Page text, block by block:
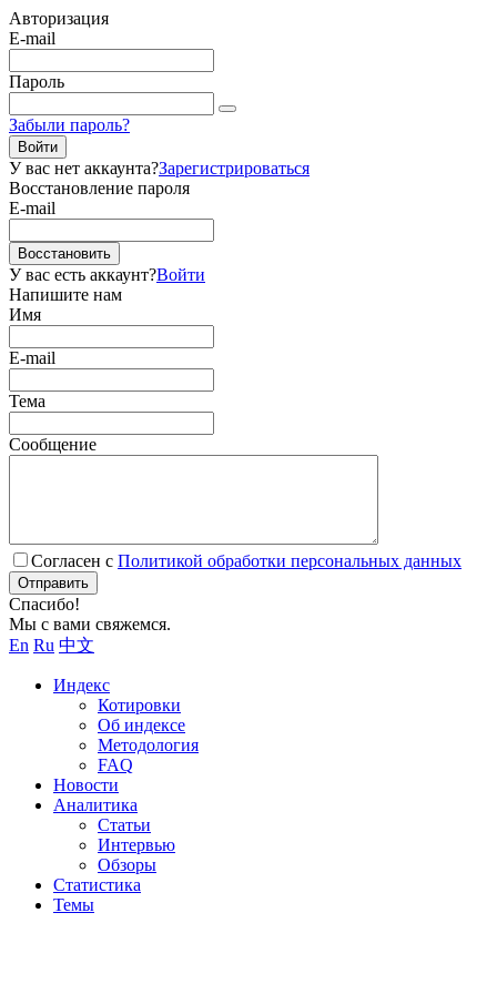
Авторизация
E-mail
Пароль
Забыли пароль?
Войти
У вас нет аккаунта?Зарегистрироваться
Восстановление пароля
E-mail
Восстановить
У вас есть аккаунт?Войти
Напишите нам
Имя
E-mail
Тема
Сообщение
Согласен с Политикой обработки персональных данных
Отправить
Спасибо!
Мы с вами свяжемся.
En Ru 中文
Индекс
Котировки
Об индексе
Методология
FAQ
Новости
Аналитика
Статьи
Интервью
Обзоры
Статистика
Темы